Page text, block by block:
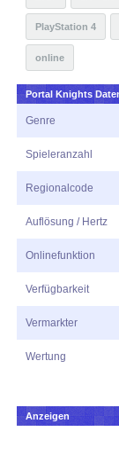
PlayStation 4
online
Portal Knights
Genre
Spieleranzahl
Regionalcode
Auflösung / Hertz
Onlinefunktion
Verfügbarkeit
Vermarkter
Wertung
Anzeigen